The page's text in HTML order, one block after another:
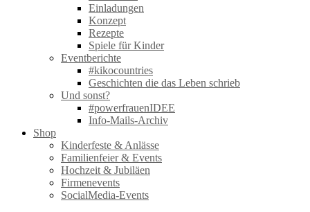
Einladungen
Konzept
Rezepte
Spiele für Kinder
Eventberichte
#kikocountries
Geschichten die das Leben schrieb
Und sonst?
#powerfrauenIDEE
Info-Mails-Archiv
Shop
Kinderfeste & Anlässe
Familienfeier & Events
Hochzeit & Jubiläen
Firmenevents
SocialMedia-Events